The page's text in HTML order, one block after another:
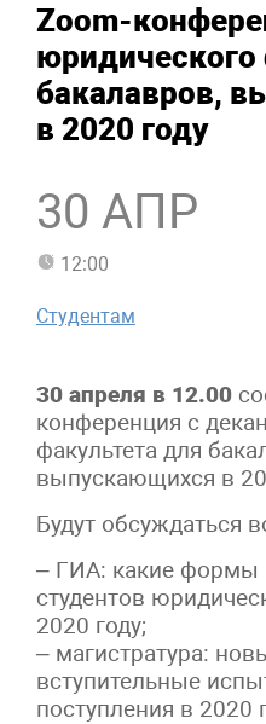
Zoom-
юридического
бакалавров,
в 2020 году
30 АПР
12:00
Студентам
30 апреля в 12.00
конференция с
факультета для
выпускающихся в
Будут обсуждаться
– ГИА: какие формы
студентов
2020 году;
– магистратура:
вступительные
поступления в 2020